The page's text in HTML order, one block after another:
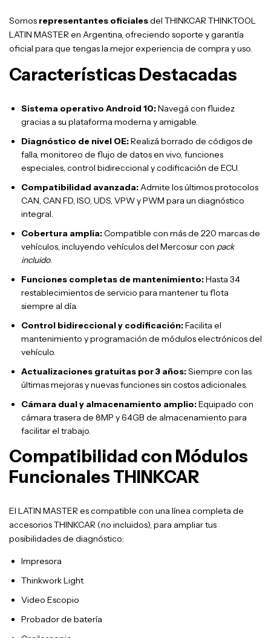
Somos representantes oficialesdel THINKCAR THINKTOOL
LATIN MASTER en Argentina, ofreciendo soporte y garantía
oficial para que tengas la mejor experiencia de compra y uso.
Características Destacadas
Sistema operativo Android 10:Navegá con fluidez
gracias a su plataforma moderna y amigable.
Diagnóstico de nivel OE:Realizá borrado de códigos de
falla, monitoreo de flujo de datos en vivo, funciones
especiales, control bidireccional y codificación de ECU.
Compatibilidad avanzada:Admite los últimos protocolos
CAN, CAN FD, ISO, UDS, VPW y PWM para un diagnóstico
integral.
Cobertura amplia:Compatible con más de 220 marcas de
vehículos, incluyendo vehículos del Mercosur con pack
incluido.
Funciones completas de mantenimiento:Hasta 34
restablecimientos de servicio para mantener tu flota
siempre al día.
Control bidireccional y codificación:Facilita el
mantenimiento y programación de módulos electrónicos del
vehículo.
Actualizaciones gratuitas por 3 años:Siempre con las
últimas mejoras y nuevas funciones sin costos adicionales.
Cámara dual y almacenamiento amplio:Equipado con
cámara trasera de 8MP y 64GB de almacenamiento para
facilitar el trabajo.
Compatibilidad con Módulos
Funcionales THINKCAR
El LATIN MASTER es compatible con una línea completa de
accesorios THINKCAR (no incluidos), para ampliar tus
posibilidades de diagnóstico:
Impresora
Thinkwork Light
Video Escopio
Probador de batería